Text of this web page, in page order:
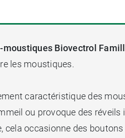
moustiques Biovectrol
les moustiques.
caractéristique des
ou provoque des
cela occasionne des